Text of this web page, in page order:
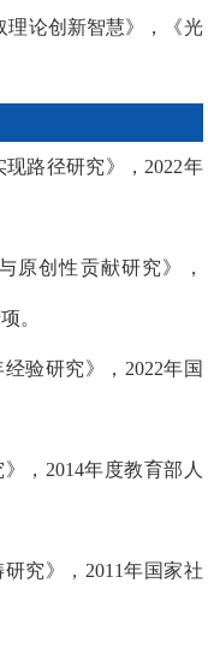
理论创新智慧》， 《光
现路径研究》 ， 2022年
原创性贡献研究》，
。
验研究》， 2022年国
，2014年度教育部人
究》，2011年国家社